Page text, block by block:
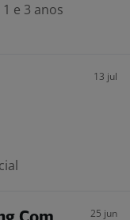
e 3 anos
13 jul
25 jun